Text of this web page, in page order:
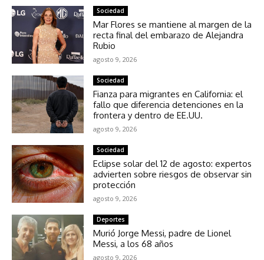
Sociedad
Mar Flores se mantiene al margen de la
recta final del embarazo de Alejandra
Rubio
agosto 9, 2026
Sociedad
Fianza para migrantes en California: el
fallo que diferencia detenciones en la
frontera y dentro de EE.UU.
agosto 9, 2026
Sociedad
Eclipse solar del 12 de agosto: expertos
advierten sobre riesgos de observar sin
protección
agosto 9, 2026
Deportes
Murió Jorge Messi, padre de Lionel
Messi, a los 68 años
agosto 9, 2026